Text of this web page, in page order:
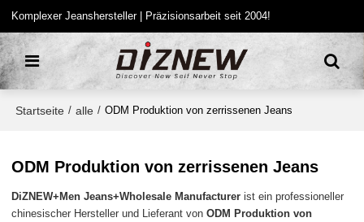
Komplexer Jeanshersteller | Präzisionsarbeit seit 2004!
Startseite / alle / ODM Produktion von zerrissenen Jeans
ODM Produktion von zerrissenen Jeans
DiZNEW+Men Jeans+Wholesale Manufacturer ist ein professioneller
chinesischer Hersteller und Lieferant vonODM Produktion von